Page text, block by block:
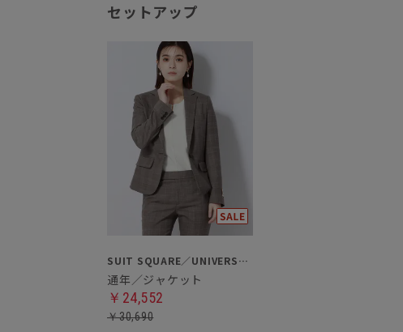
セットアップ
SUIT SQUARE／UNIVERSAL LANGUAGE／WHITE
通年／ジャケット
￥24,552
￥30,690